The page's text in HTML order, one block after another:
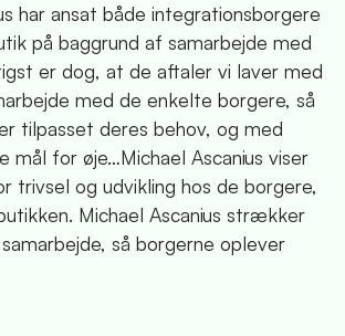
har ansat både integrationsborgere
på baggrund af samarbejde med
er dog, at de aftaler vi laver med
med de enkelte borgere, så
tilpasset deres behov, og med
mål for øje…Michael Ascanius viser
trivsel og udvikling hos de borgere,
Michael Ascanius strækker
så borgerne oplever